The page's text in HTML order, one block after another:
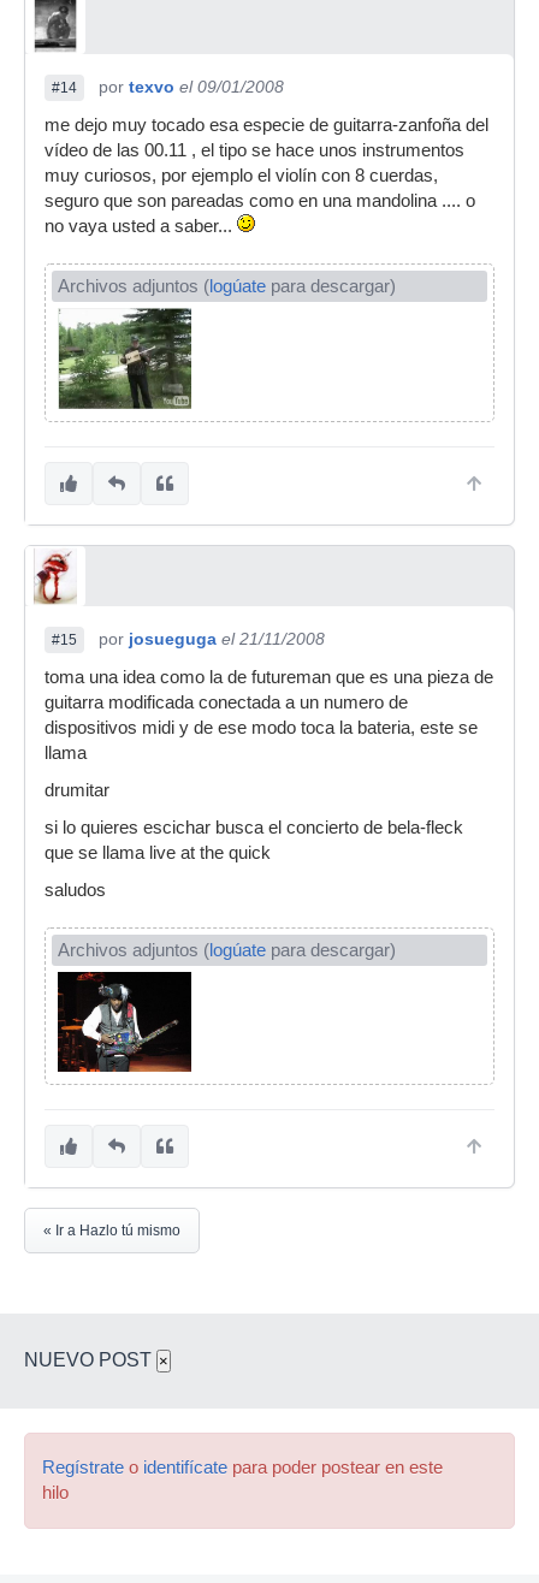
#14 por texvo el 09/01/2008
me dejo muy tocado esa especie de guitarra-zanfoña del
vídeo de las 00.11 , el tipo se hace unos instrumentos
muy curiosos, por ejemplo el violín con 8 cuerdas,
seguro que son pareadas como en una mandolina .... o
no vaya usted a saber...
Archivos adjuntos (logúate para descargar)
#15 por josueguga el 21/11/2008
toma una idea como la de futureman que es una pieza de
guitarra modificada conectada a un numero de
dispositivos midi y de ese modo toca la bateria, este se
llama
drumitar
si lo quieres escichar busca el concierto de bela-fleck
que se llama live at the quick
saludos
Archivos adjuntos (logúate para descargar)
« Ir a Hazlo tú mismo
NUEVO POST ×
Regístrate o identifícate para poder postear en este
hilo